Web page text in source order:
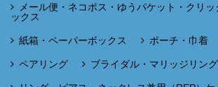
メール便・ネコポス・ゆうパケット・クリ
ックス
紙箱・ペーパーボックス ポーチ・巾着
ペアリング ブライダル・マリッジリング